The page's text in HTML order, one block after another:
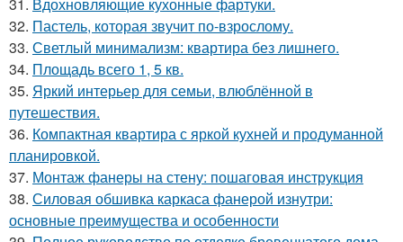
32. Пастель, которая звучит по-взрослому.
33. Светлый минимализм: квартира без лишнего.
34. Площадь всего 1, 5 кв.
35. Яркий интерьер для семьи, влюблённой в
путешествия.
36. Компактная квартира с яркой кухней и продуманной
планировкой.
37. Монтаж фанеры на стену: пошаговая инструкция
38. Силовая обшивка каркаса фанерой изнутри:
основные преимущества и особенности